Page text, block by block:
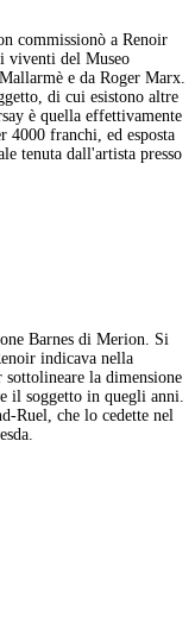
commissionò a Renoir
viventi del Museo
e da Roger Marx.
di cui esistono altre
è quella effettivamente
4000 franchi, ed esposta
tenuta dall'artista presso
Barnes di Merion. Si
indicava nella
la dimensione
il soggetto in quegli anni.
Ruel, che lo cedette nel